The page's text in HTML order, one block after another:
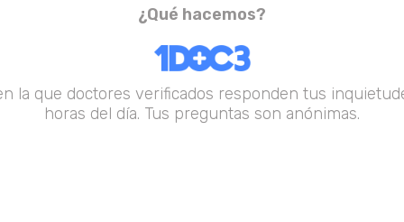
¿Qué hacemos?
la que doctores verificados responden tus
horas del día. Tus preguntas son anónimas.